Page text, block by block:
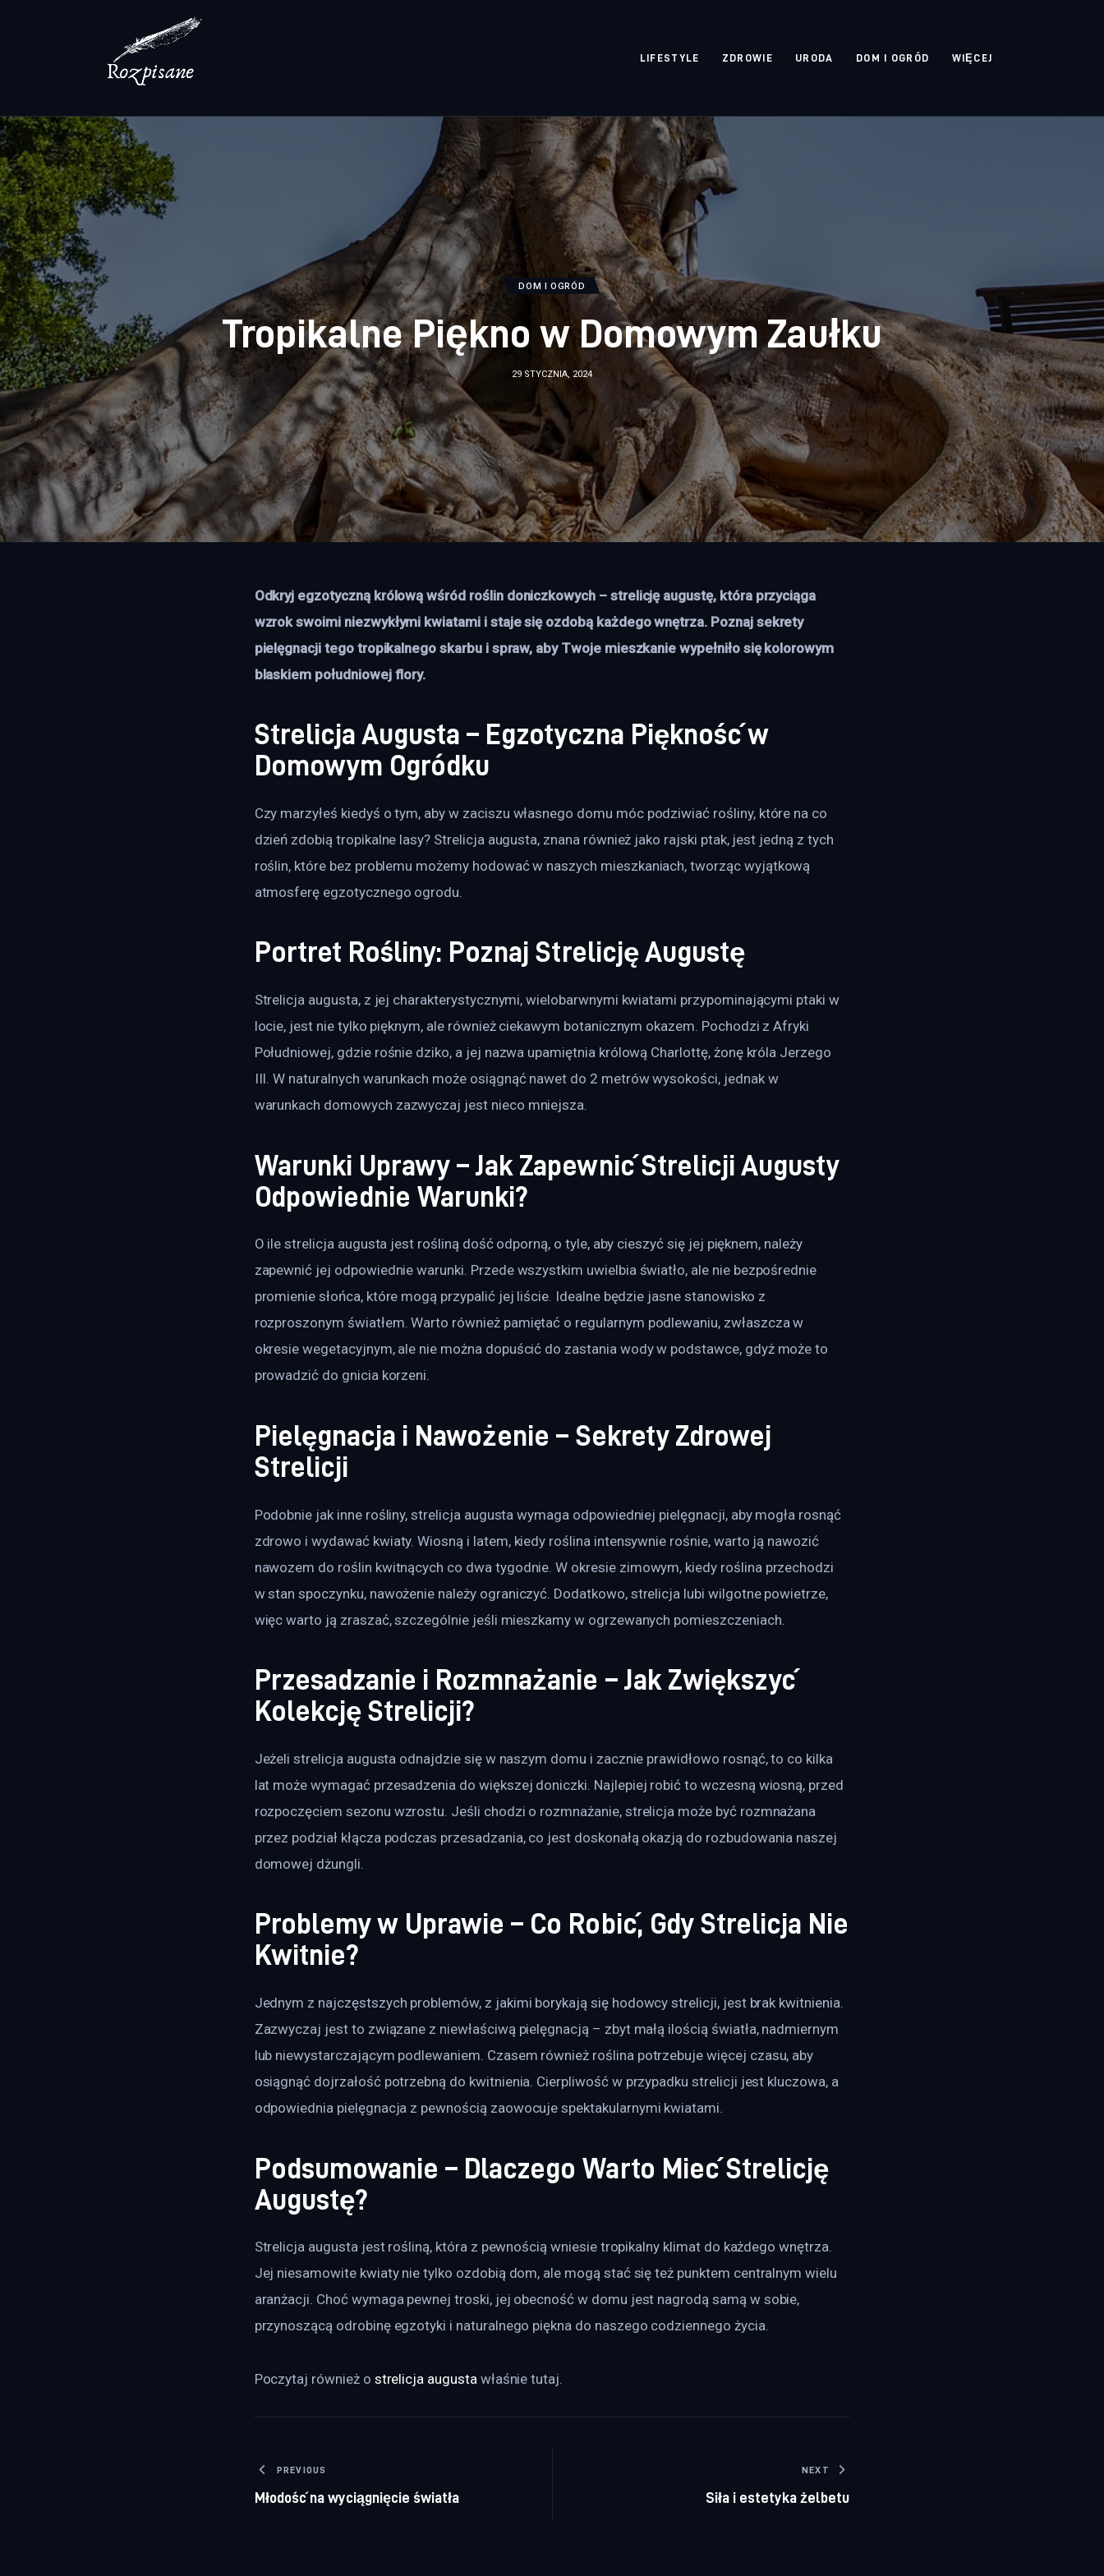
LIFESTYLE ZDROWIE URODA DOM I OGRÓD WIĘCEJ
Dom i ogród
Więcej
DOM I OGRÓD
Tropikalne Piękno w Domowym Zaułku
29 STYCZNIA, 2024
Odkryj egzotyczną królową wśród roślin doniczkowych – strelicję augustę, która przyciąga
wzrok swoimi niezwykłymi kwiatami i staje się ozdobą każdego wnętrza. Poznaj sekrety
pielęgnacji tego tropikalnego skarbu i spraw, aby Twoje mieszkanie wypełniło się kolorowym
blaskiem południowej flory.
Strelicja Augusta – Egzotyczna Piękność w
Domowym Ogródku
Czy marzyłeś kiedyś o tym, aby w zaciszu własnego domu móc podziwiać rośliny, które na co
dzień zdobią tropikalne lasy? Strelicja augusta, znana również jako rajski ptak, jest jedną z tych
roślin, które bez problemu możemy hodować w naszych mieszkaniach, tworząc wyjątkową
atmosferę egzotycznego ogrodu.
Portret Rośliny: Poznaj Strelicję Augustę
Strelicja augusta, z jej charakterystycznymi, wielobarwnymi kwiatami przypominającymi ptaki w
locie, jest nie tylko pięknym, ale również ciekawym botanicznym okazem. Pochodzi z Afryki
Południowej, gdzie rośnie dziko, a jej nazwa upamiętnia królową Charlottę, żonę króla Jerzego
III. W naturalnych warunkach może osiągnąć nawet do 2 metrów wysokości, jednak w
warunkach domowych zazwyczaj jest nieco mniejsza.
Warunki Uprawy – Jak Zapewnić Strelicji Augusty
Odpowiednie Warunki?
O ile strelicja augusta jest rośliną dość odporną, o tyle, aby cieszyć się jej pięknem, należy
zapewnić jej odpowiednie warunki. Przede wszystkim uwielbia światło, ale nie bezpośrednie
promienie słońca, które mogą przypalić jej liście. Idealne będzie jasne stanowisko z
rozproszonym światłem. Warto również pamiętać o regularnym podlewaniu, zwłaszcza w
okresie wegetacyjnym, ale nie można dopuścić do zastania wody w podstawce, gdyż może to
prowadzić do gnicia korzeni.
Pielęgnacja i Nawożenie – Sekrety Zdrowej
Strelicji
Podobnie jak inne rośliny, strelicja augusta wymaga odpowiedniej pielęgnacji, aby mogła rosnąć
zdrowo i wydawać kwiaty. Wiosną i latem, kiedy roślina intensywnie rośnie, warto ją nawozić
nawozem do roślin kwitnących co dwa tygodnie. W okresie zimowym, kiedy roślina przechodzi
w stan spoczynku, nawożenie należy ograniczyć. Dodatkowo, strelicja lubi wilgotne powietrze,
więc warto ją zraszać, szczególnie jeśli mieszkamy w ogrzewanych pomieszczeniach.
Przesadzanie i Rozmnażanie – Jak Zwiększyć
Kolekcję Strelicji?
Jeżeli strelicja augusta odnajdzie się w naszym domu i zacznie prawidłowo rosnąć, to co kilka
lat może wymagać przesadzenia do większej doniczki. Najlepiej robić to wczesną wiosną, przed
rozpoczęciem sezonu wzrostu. Jeśli chodzi o rozmnażanie, strelicja może być rozmnażana
przez podział kłącza podczas przesadzania, co jest doskonałą okazją do rozbudowania naszej
domowej dżungli.
Problemy w Uprawie – Co Robić, Gdy Strelicja Nie
Kwitnie?
Jednym z najczęstszych problemów, z jakimi borykają się hodowcy strelicji, jest brak kwitnienia.
Zazwyczaj jest to związane z niewłaściwą pielęgnacją – zbyt małą ilością światła, nadmiernym
lub niewystarczającym podlewaniem. Czasem również roślina potrzebuje więcej czasu, aby
osiągnąć dojrzałość potrzebną do kwitnienia. Cierpliwość w przypadku strelicji jest kluczowa, a
odpowiednia pielęgnacja z pewnością zaowocuje spektakularnymi kwiatami.
Podsumowanie – Dlaczego Warto Mieć Strelicję
Augustę?
Strelicja augusta jest rośliną, która z pewnością wniesie tropikalny klimat do każdego wnętrza.
Jej niesamowite kwiaty nie tylko ozdobią dom, ale mogą stać się też punktem centralnym wielu
aranżacji. Choć wymaga pewnej troski, jej obecność w domu jest nagrodą samą w sobie,
przynoszącą odrobinę egzotyki i naturalnego piękna do naszego codziennego życia.
Poczytaj również o strelicja augusta właśnie tutaj.
Nawigacja wpisu
PREVIOUS
Młodość na wyciągnięcie światła
NEXT
Siła i estetyka żelbetu